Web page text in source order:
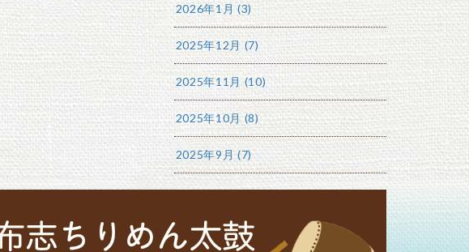
2026年1月 (3)
2025年12月 (7)
2025年11月 (10)
2025年10月 (8)
2025年9月 (7)